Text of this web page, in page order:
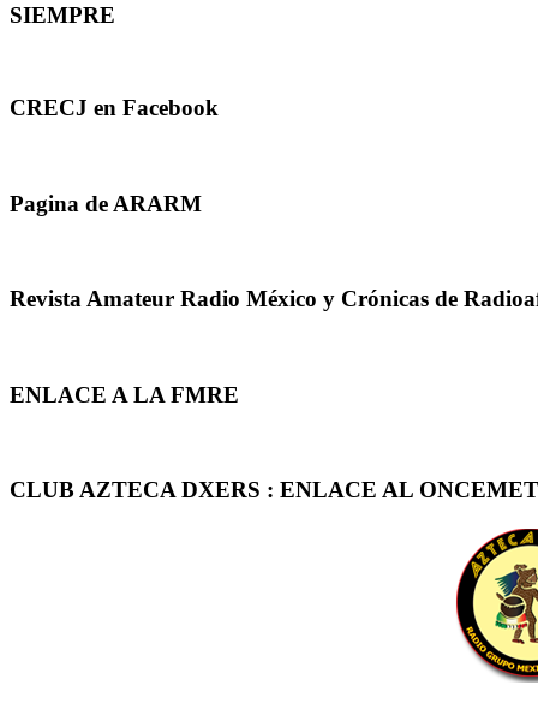
SIEMPRE
CRECJ en Facebook
Pagina de ARARM
Revista Amateur Radio México y Crónicas de
ENLACE A LA FMRE
CLUB AZTECA DXERS : ENLACE AL